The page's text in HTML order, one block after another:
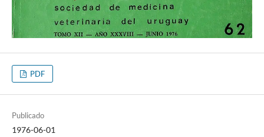
PDF
Publicado
1976-06-01